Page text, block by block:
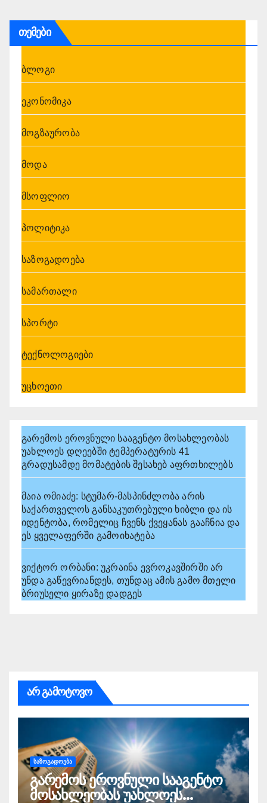
თემები
ბლოგი
ეკონომიკა
მოგზაურობა
მოდა
მსოფლიო
პოლიტიკა
საზოგადოება
სამართალი
სპორტი
ტექნოლოგიები
უცხოეთი
გარემოს ეროვნული სააგენტო მოსახლეობას
უახლოეს დღეებში ტემპერატურის 41
გრადუსამდე მომატების შესახებ აფრთხილებს
მაია ომიაძე: სტუმარ-მასპინძლობა არის
საქართველოს განსაკუთრებული ხიბლი და ის
იდენტობა, რომელიც ჩვენს ქვეყანას გააჩნია და
ეს ყველაფერში გამოიხატება
ვიქტორ ორბანი: უკრაინა ევროკავშირში არ
უნდა გაწევრიანდეს, თუნდაც ამის გამო მთელი
ბრიუსელი ყირაზე დადგეს
არ გამოტოვო
ᲡᲐᲖᲝᲒᲐᲓᲝᲔᲑᲐ
გარემოს ეროვნული სააგენტო
მოსახლეობას უახლოეს